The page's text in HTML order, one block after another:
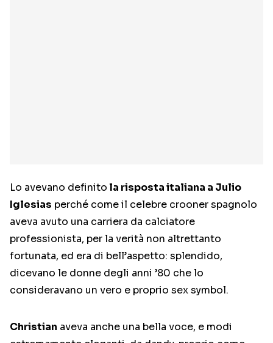
Lo avevano definito la risposta italiana a Julio
Iglesias perché come il celebre crooner spagnolo
aveva avuto una carriera da calciatore
professionista, per la verità non altrettanto
fortunata, ed era di bell’aspetto: splendido,
dicevano le donne degli anni ’80 che lo
consideravano un vero e proprio sex symbol.
Christian aveva anche una bella voce, e modi